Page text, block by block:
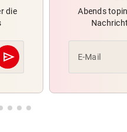
die
send
Abschicken
Abends
E-Mail